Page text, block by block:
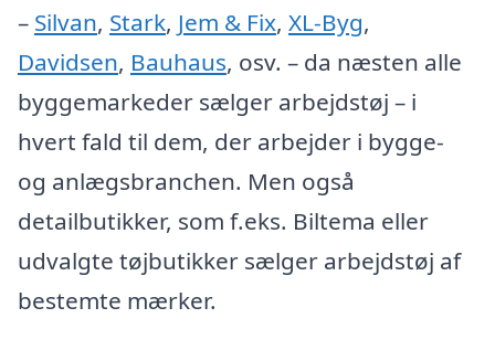
– Silvan, Stark, Jem & Fix, XL-Byg,
Davidsen, Bauhaus, osv. – da næsten alle
byggemarkeder sælger arbejdstøj – i
hvert fald til dem, der arbejder i bygge-
og anlægsbranchen. Men også
detailbutikker, som f.eks. Biltema eller
udvalgte tøjbutikker sælger arbejdstøj af
bestemte mærker.